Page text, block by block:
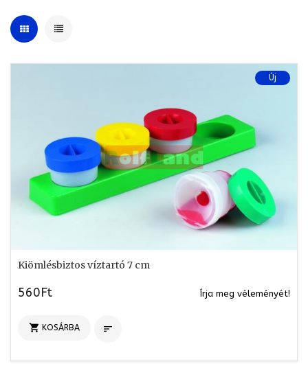
Új
Kiömlésbiztos víztartó 7 cm
560Ft Írja meg véleményét!
 KOSÁRBA 